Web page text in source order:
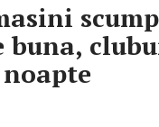
buna,